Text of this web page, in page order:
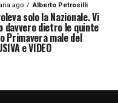
67′, 74′, 77′
ago Alberto Petrosilli
solo la Nazionale. Vi
davvero dietro le quinte
Primavera male del
e VIDEO